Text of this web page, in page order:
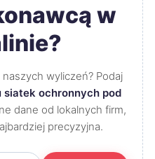
w
wyliczeń? Podaj
siatek ochronnych pod
dane od lokalnych firm,
precyzyjna.